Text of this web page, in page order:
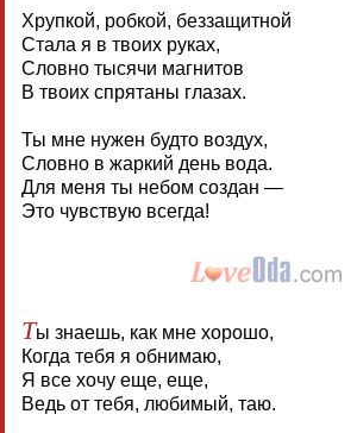
Хрупкой, робкой, беззащитной
Стала я в твоих руках,
Словно тысячи магнитов
В твоих спрятаны глазах.
Ты мне нужен будто воздух,
Словно в жаркий день вода.
Для меня ты небом создан —
Это чувствую всегда!
Ты знаешь, как мне хорошо,
Когда тебя я обнимаю,
Я все хочу еще, еще,
Ведь от тебя, любимый, таю.